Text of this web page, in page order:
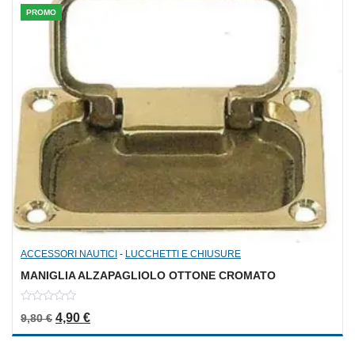
PROMO
ACCESSORI NAUTICI - LUCCHETTI E CHIUSURE
MANIGLIA ALZAPAGLIOLO OTTONE CROMATO
out
9,80€ Il prezzo originale era: 9,80 €.
4,90 €Il prezzo attuale è: 4,90 €.